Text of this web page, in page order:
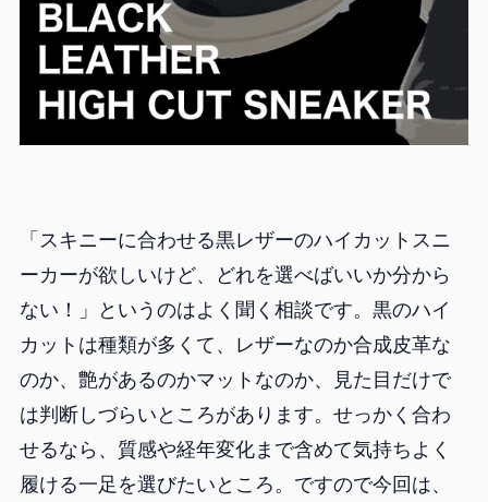
「スキニーに合わせる黒レザーのハイカットスニ
ーカーが欲しいけど、どれを選べばいいか分から
ない！」というのはよく聞く相談です。黒のハイ
カットは種類が多くて、レザーなのか合成皮革な
のか、艶があるのかマットなのか、見た目だけで
は判断しづらいところがあります。せっかく合わ
せるなら、質感や経年変化まで含めて気持ちよく
履ける一足を選びたいところ。ですので今回は、